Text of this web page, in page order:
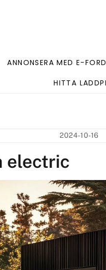
ANNONSERA MED E-
HITTA
2024-10-16
electric